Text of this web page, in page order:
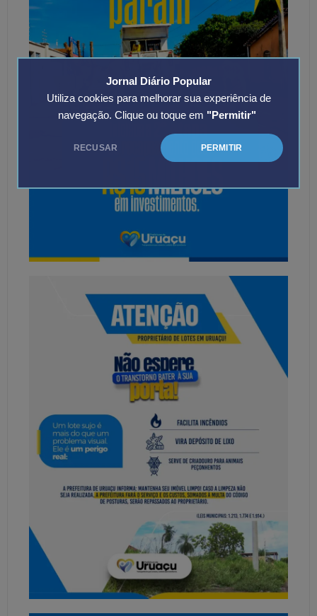
Jornal Diário Popular
Utiliza cookies para melhorar sua experiência de
navegação. Clique ou toque em "Permitir"
RECUSAR PERMITIR